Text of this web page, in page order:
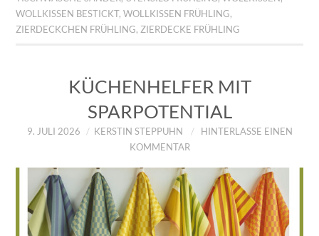
WOLLKISSEN BESTICKT,WOLLKISSEN FRÜHLING,
ZIERDECKCHEN FRÜHLING, ZIERDECKE FRÜHLING
KÜCHENHELFER MIT
SPARPOTENTIAL
9. JULI 2026 KERSTIN STEPPUHN
HINTERLASSE EINEN
KOMMENTAR